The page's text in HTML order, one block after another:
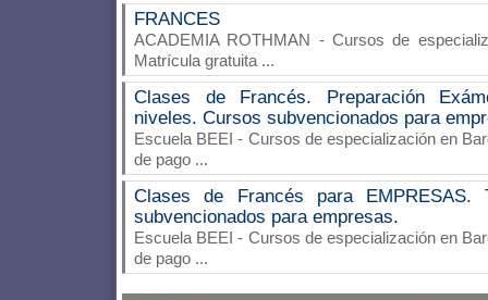
FRANCES
ACADEMIA ROTHMAN - Cursos de
Matrícula gratuita ...
Clases de Francés. Preparación
niveles. Cursos subvencionados para
Escuela BEEI - Cursos de especialización en
de pago ...
Clases de Francés para EMPRESAS.
subvencionados para empresas.
Escuela BEEI - Cursos de especialización en
de pago ...